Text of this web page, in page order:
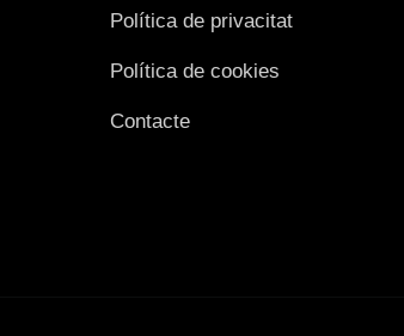
Política de privacitat
Política de cookies
Contacte